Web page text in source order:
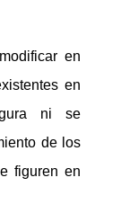
en
en
ni se
de los
figuren en